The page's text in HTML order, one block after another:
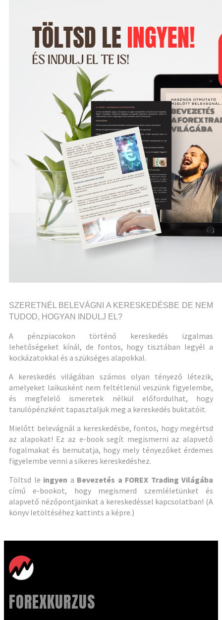
SZERETNÉL BELEVÁGNI A KERESKEDÉSBE DE NEM
TUDOD, HOGYAN INDULJ EL?
A pénzpiacokon történő kereskedés izgalmas
lehetőségeket kínál, de fontos, hogy tisztában legyél a
kockázatokkal és a szükséges alapokkal.
A kereskedés világában számos olyan tényező létezik,
amelyeket laikusként nem feltétlenül veszünk figyelembe,
és megfelelő ismeretek nélkül előfordulhat, hogy
tanulópénzként tapasztaljuk meg a kereskedés buktatóit.
Mielőtt belevágnál a kereskedésbe, fontos, hogy megértsd
az alapokat! Ez az e-book segít megismerni az alapvető
fogalmakat és bemutatja, hogy mely tényezőket érdemes
figyelembe venni a sikeres kereskedéshez.
Töltsd le ingyen a Bevezetés a FOREX Trading Világába
című e-bookot, hogy megismerd szemléletünket és
alapvető nézőpontjainkat a kereskedéssel kapcsolatban! (A
könyv letöltéséhez kattints a képre.)
FOREXKURZUS